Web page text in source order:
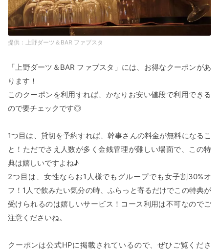
上野ダーツ＆BAR ファブスタ
「上野ダーツ＆BAR ファブスタ」には、お得なクーポンがあ
ります！
このクーポンを利用すれば、かなりお安い値段で利用できる
ので要チェックです◎
1つ目は、貸切を予約すれば、幹事さんの料金が無料になるこ
と！ただでさえ人数が多く金銭管理が難しい場面で、この特
典は嬉しいですよね♪
2つ目は、女性ならお1人様でもグループでも女子割30%オ
フ！1人で飲みたい気分の時、ふらっと寄るだけでこの特典が
受けられるのは嬉しいサービス！コース利用は不可なのでご
注意くださいね。
クーポンは公式HPに掲載されているので、ぜひご覧くださ